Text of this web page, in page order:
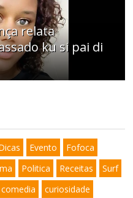
relata
ku si pai di
Evento
Fofoca
Politica Receitas
Surf
comedia
curiosidade